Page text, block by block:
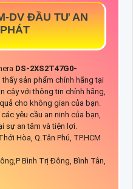
DV ĐẦU TƯ AN
DS-2XS2T47G0-
thấy sản phẩm chính hãng tại
cậy với thông tin chính hãng,
cho không gian của bạn.
yêu cầu an ninh của bạn,
sự an tâm và tiện lợi.
Hòa, Q.Tân Phú, TP.HCM
Bình Trị Đông, Bình Tân,